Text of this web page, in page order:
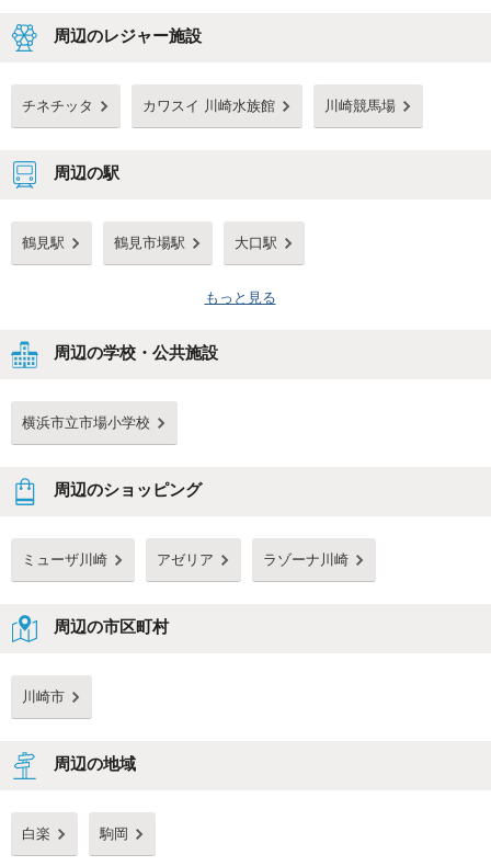
周辺のレジャー施設
チネチッタ カワスイ 川崎水族館 川崎競馬場
周辺の駅
鶴見駅 鶴見市場駅 大口駅
もっと見る
周辺の学校・公共施設
横浜市立市場小学校
周辺のショッピング
ミューザ川崎 アゼリア ラゾーナ川崎
周辺の市区町村
川崎市
周辺の地域
白楽 駒岡